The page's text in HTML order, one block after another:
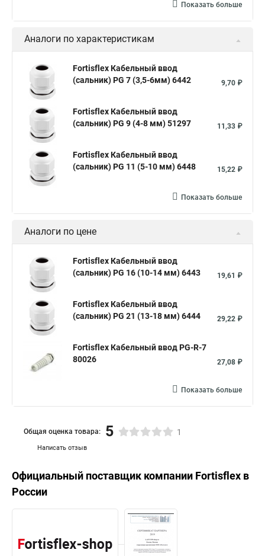
Показать больше
Аналоги по характеристикам
Fortisflex Кабельный ввод
(сальник) PG 7 (3,5-6мм) 6442
9,70 ₽
Fortisflex Кабельный ввод
(сальник) PG 9 (4-8 мм) 51297
11,33 ₽
Fortisflex Кабельный ввод
(сальник) PG 11 (5-10 мм) 6448
15,22 ₽
Показать больше
Аналоги по цене
Fortisflex Кабельный ввод
(сальник) PG 16 (10-14 мм) 6443
19,61 ₽
Fortisflex Кабельный ввод
(сальник) PG 21 (13-18 мм) 6444
29,22 ₽
Fortisflex Кабельный ввод PG-R-7
80026
27,08 ₽
Показать больше
Написать отзыв
Общая оценка товара: 5 1
Официальный поставщик компании Fortisflex в
России